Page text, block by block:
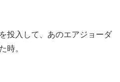
投入して、あのエアジョーダ
時。